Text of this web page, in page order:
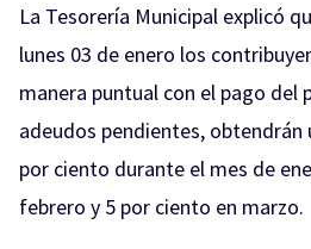
La Tesorería Municipal explicó
lunes 03 de enero los
manera puntual con el pago del
adeudos pendientes, obtendrán
por ciento durante el mes de
febrero y 5 por ciento en marzo.